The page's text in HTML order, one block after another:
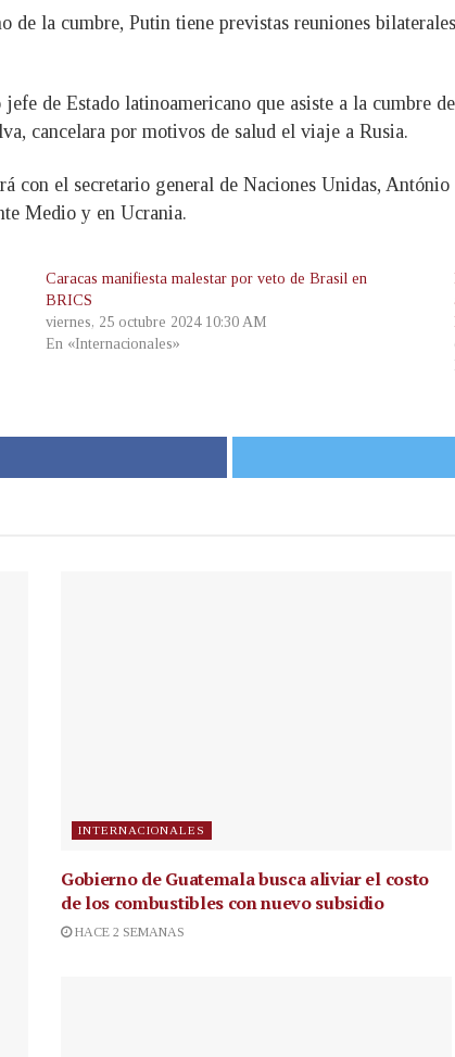
de la cumbre, Putin tiene previstas reuniones
de Estado latinoamericano que asiste a la cumbre
cancelara por motivos de salud el viaje a Rusia.
el secretario general de Naciones Unidas, António
Medio y en Ucrania.
Caracas manifiesta malestar por veto de Brasil en
BRICS
viernes, 25 octubre 2024 10:30 AM
En «Internacionales»
INTERNACIONALES
Gobierno de Guatemala busca aliviar el costo
de los combustibles con nuevo subsidio
HACE 2 SEMANAS